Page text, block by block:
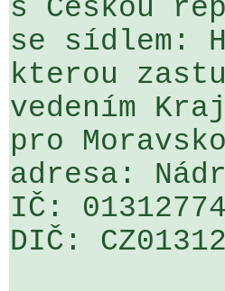
s Českou
se sídlem:
kterou
vedením
pro
adresa:
IČ: 01312774
DIČ: